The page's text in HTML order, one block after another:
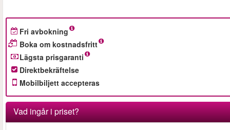
Fri avbokning
Boka om kostnadsfritt
Lägsta prisgaranti
Direktbekräftelse
Mobilbiljett accepteras
Vad ingår i priset?